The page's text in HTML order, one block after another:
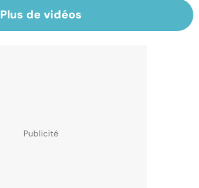
Plus de vidéos